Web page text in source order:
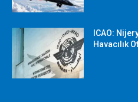
ICAO:
Havacılık